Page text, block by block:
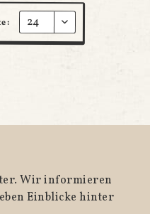
Wir informieren
Einblicke hinter